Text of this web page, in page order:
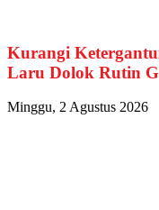
Kurangi
Laru Dolok Rutin
Minggu, 2 Agustus 2026